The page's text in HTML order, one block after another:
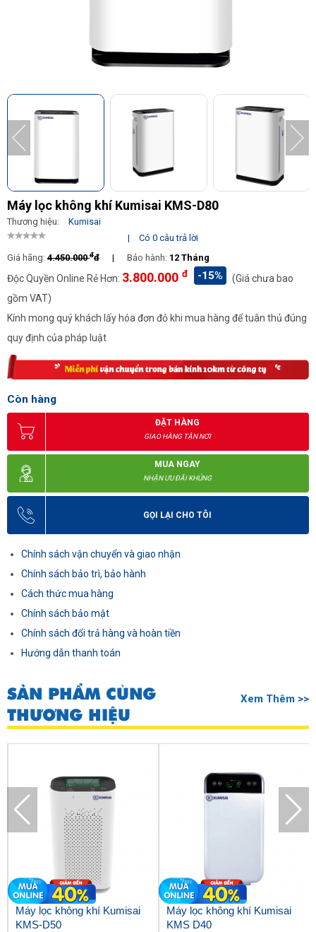
Máy lọc không khí Kumisai KMS-D80
Thương hiệu:
Kumisai
|
Có 0 câu trả lời
Giá hãng: 4.450.000đđ | Bảo hành: 12 Tháng
Độc Quyền Online Rẻ Hơn: 3.800.000 đ -15%
(Giá chưa bao
gồm VAT)
Kính mong quý khách lấy hóa đơn đỏ khi mua hàng để tuân thủ đúng
quy định của pháp luật
Còn hàng
ĐẶT HÀNG
GIAO HÀNG TẬN NƠI
MUA NGAY
NHẬN ƯU ĐÃI KHỦNG
GỌI LẠI CHO TÔI
Chính sách vận chuyển và giao nhận
Chính sách bảo trì, bảo hành
Cách thức mua hàng
Chính sách bảo mật
Chính sách đổi trả hàng và hoàn tiền
Hướng dẫn thanh toán
SẢN PHẨM CÙNG
THƯƠNG HIỆU
Xem Thêm >>
Máy lọc không khí Kumisai
KMS-D50
Máy lọc không khí Kumisai
KMS D40